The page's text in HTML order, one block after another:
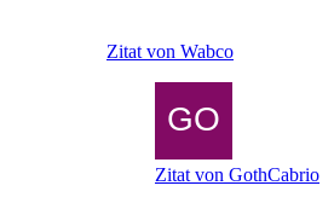
Zitat von Wabco
Zitat von GothCabrio